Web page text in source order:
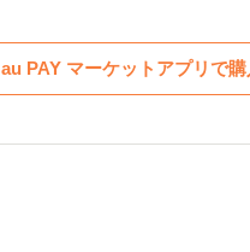
au PAY マーケットアプリで購